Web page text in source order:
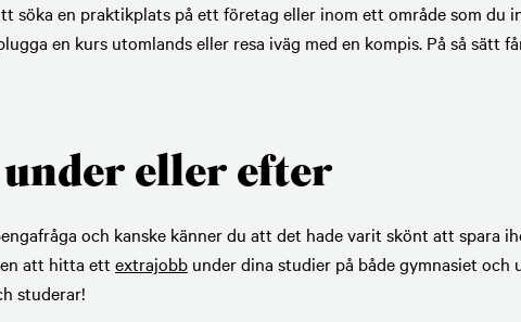
söka en praktikplats på ett företag eller inom ett område som du
en kurs utomlands eller resa iväg med en kompis. På så
eller efter
och kanske känner du att det hade varit skönt att
att hitta ett extrajobb under dina studier på både gymnasiet
studerar!